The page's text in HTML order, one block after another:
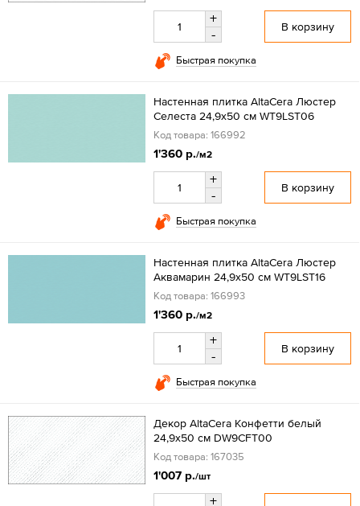
+
-
В корзину
Быстрая покупка
Настенная плитка AltaCera Люстер
Селеста 24,9x50 см WT9LST06
Код товара: 166992
1'360 р./м2
+
-
В корзину
Быстрая покупка
Настенная плитка AltaCera Люстер
Аквамарин 24,9x50 см WT9LST16
Код товара: 166993
1'360 р./м2
+
-
В корзину
Быстрая покупка
Декор AltaCera Конфетти белый
24,9x50 см DW9CFT00
Код товара: 167035
1'007 р./шт
+